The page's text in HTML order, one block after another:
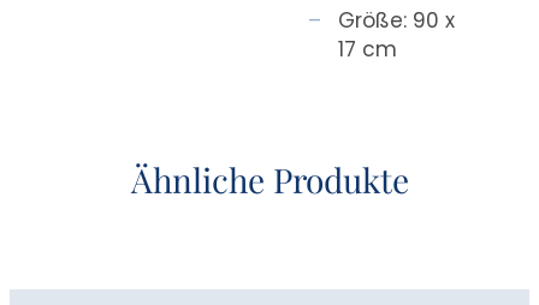
Größe: 90 x
17 cm
Ähnliche Produkte